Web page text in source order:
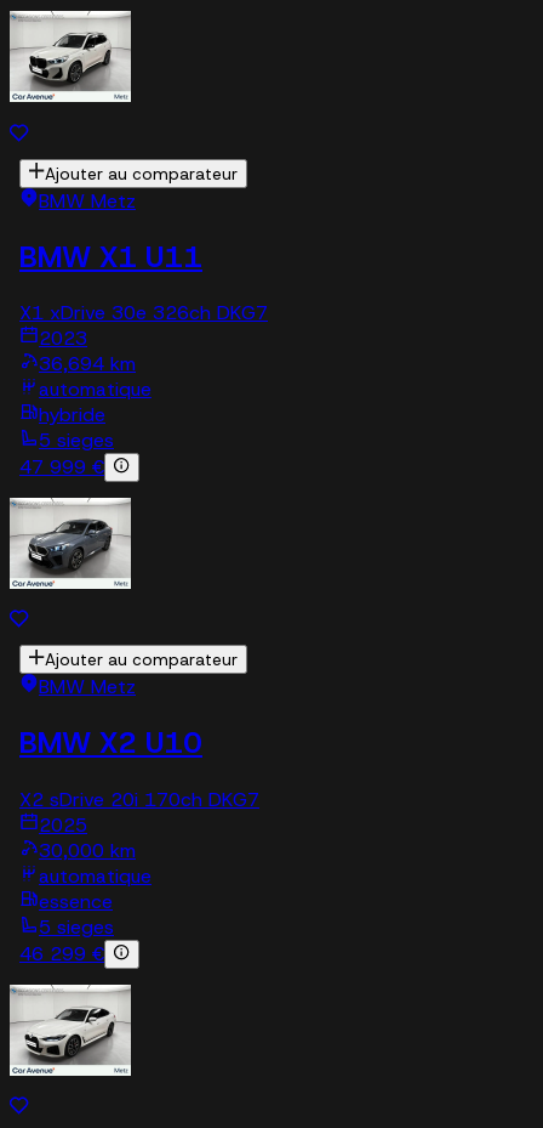
Ajouter au comparateur
BMW Metz
BMW X1 U11
X1 xDrive 30e 326ch DKG7
2023
36,694 km
automatique
hybride
5 sieges
47 999 €
Ajouter au comparateur
BMW Metz
BMW X2 U10
X2 sDrive 20i 170ch DKG7
2025
30,000 km
automatique
essence
5 sieges
46 299 €